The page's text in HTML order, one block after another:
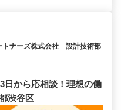
トナーズ株式会社 設計技術部
日から応相談！理想の働
渋谷区